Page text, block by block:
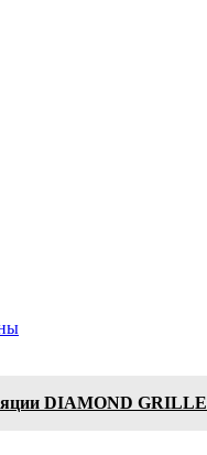
DIAMOND GRILLE